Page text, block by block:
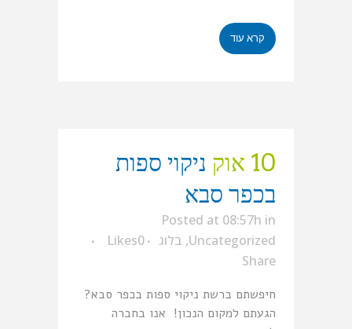
קרא עוד
10 אוק
ניקוי ספות
בכפר סבא
Posted at 08:57h in
Uncategorized
, בלוג 0
Likes
Share
חיפשתם ברשת ניקוי ספות בכפר סבא?
הגעתם למקום הנכון! אנו בחברה